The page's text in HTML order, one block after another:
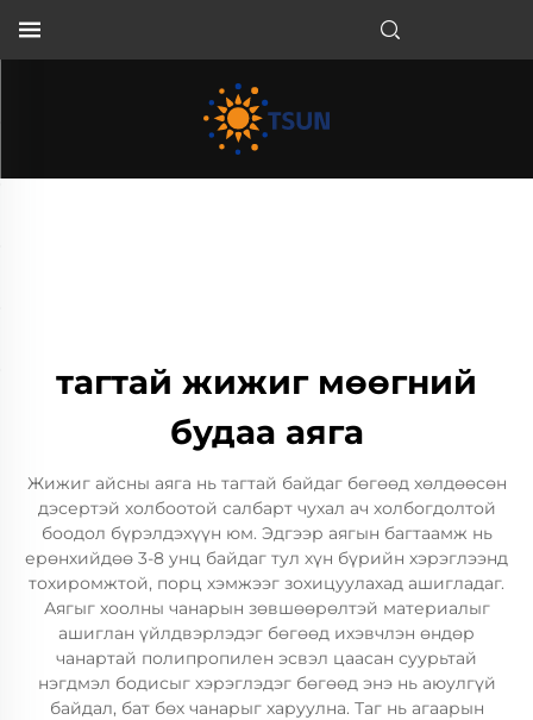
тагтай жижиг мөөгний
будаа аяга
Жижиг айсны аяга нь тагтай байдаг бөгөөд хөлдөөсөн
дэсертэй холбоотой салбарт чухал ач холбогдолтой
боодол бүрэлдэхүүн юм. Эдгээр аягын багтаамж нь
ерөнхийдөө 3-8 унц байдаг тул хүн бүрийн хэрэглээнд
тохиромжтой, порц хэмжээг зохицуулахад ашигладаг.
Аягыг хоолны чанарын зөвшөөрөлтэй материалыг
ашиглан үйлдвэрлэдэг бөгөөд ихэвчлэн өндөр
чанартай полипропилен эсвэл цаасан суурьтай
нэгдмэл бодисыг хэрэглэдэг бөгөөд энэ нь аюулгүй
байдал, бат бөх чанарыг харуулна. Таг нь агаарын